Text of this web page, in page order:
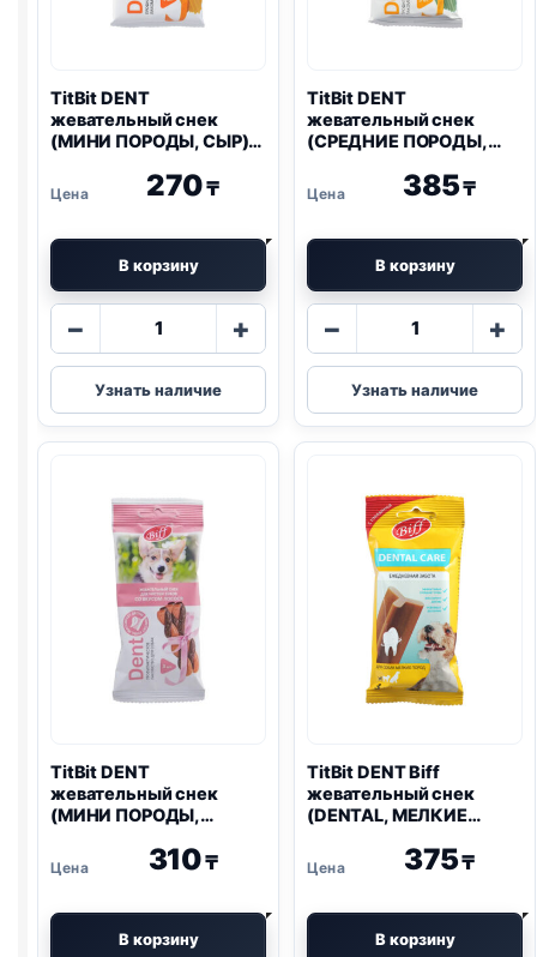
TitBit DENT
жевательный снек
(МИНИ ПОРОДЫ, СЫР)
270₸
В корзину
−
Количество
TitBit
DENT
жевательный
ПОРОДЫ,
СЫР)
40г
+
Узнать наличие
TitBit DENT
жевательный снек
(СРЕДНИЕ ПОРОДЫ,
385₸
В корзину
−
Количество
TitBit
DENT
жевательный
ПОРОДЫ,
КРОЛИК)
50г
+
Узнать наличие
TitBit DENT
жевательный снек
(МИНИ ПОРОДЫ,
310₸
В корзину
TitBit DENT Biff
жевательный снек
(DENTAL, МЕЛКИЕ
45г
375₸
В корзину